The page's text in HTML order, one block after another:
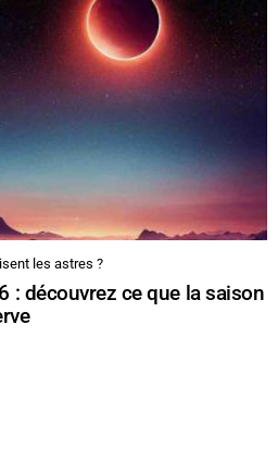
les astres ?
: découvrez ce que la saison